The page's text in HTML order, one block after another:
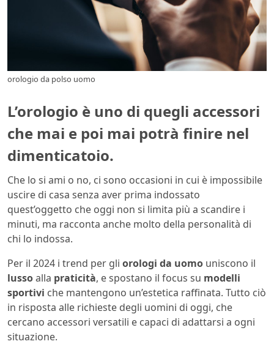
orologio da polso uomo
L’orologio è uno di quegli accessori
che mai e poi mai potrà finire nel
dimenticatoio.
Che lo si ami o no, ci sono occasioni in cui è impossibile
uscire di casa senza aver prima indossato
quest’oggetto che oggi non si limita più a scandire i
minuti, ma racconta anche molto della personalità di
chi lo indossa.
Per il 2024 i trend per gli orologi da uomo uniscono il
lussoalla praticità, e spostano il focus su modelli
sportivi che mantengono un’estetica raffinata. Tutto ciò
in risposta alle richieste degli uomini di oggi, che
cercano accessori versatili e capaci di adattarsi a ogni
situazione.